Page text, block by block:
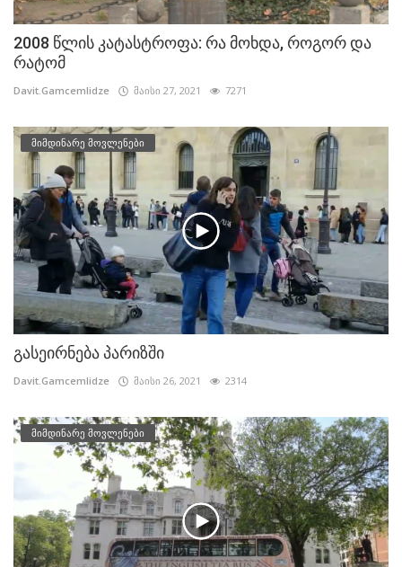
2008 წლის კატასტროფა: რა მოხდა, როგორ და
რატომ
Davit.Gamcemlidze მაისი 27, 2021 7271
მიმდინარე მოვლენები
გასეირნება პარიზში
Davit.Gamcemlidze მაისი 26, 2021 2314
მიმდინარე მოვლენები